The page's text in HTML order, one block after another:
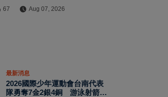
67 Aug 07, 2026
最新消息
2026國際少年運動會台南代表
隊勇奪7金2銀4銅 游泳射箭籃